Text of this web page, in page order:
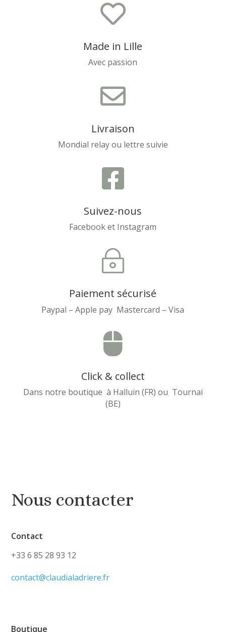

Made in Lille
Avec passion

Livraison
Mondial relay ou lettre suivie

Suivez-nous
Facebook et Instagram
~
Paiement sécurisé
Paypal – Apple pay Mastercard – Visa

Click & collect
Dans notre boutique à Halluin (FR) ou Tournai
(BE)
Nous contacter
Contact
+33 6 85 28 93 12
contact@claudialadriere.fr
Boutique